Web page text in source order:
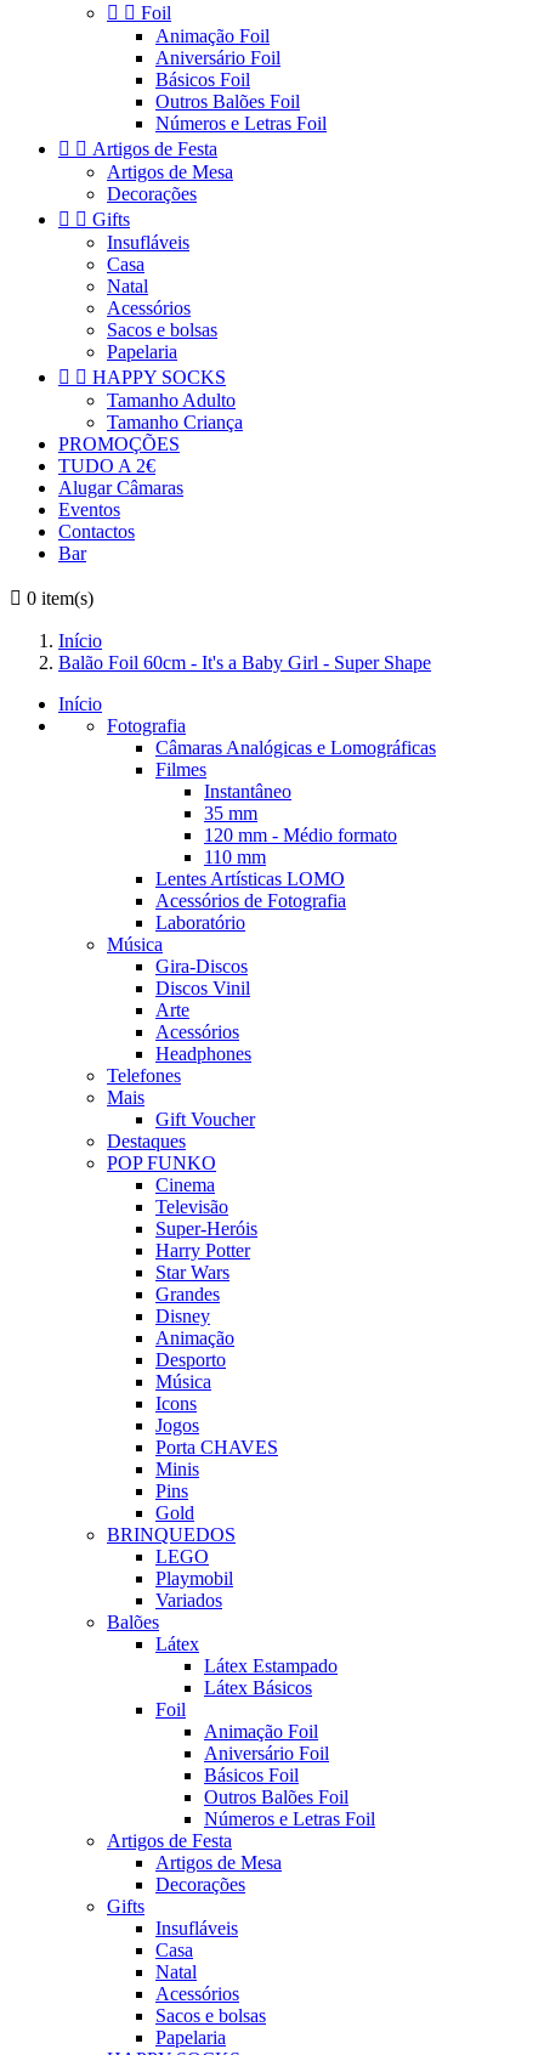
  Foil
Animação Foil
Aniversário Foil
Básicos Foil
Outros Balões Foil
Números e Letras Foil
  Artigos de Festa
Artigos de Mesa
Decorações
  Gifts
Insufláveis
Casa
Natal
Acessórios
Sacos e bolsas
Papelaria
  HAPPY SOCKS
Tamanho Adulto
Tamanho Criança
PROMOÇÕES
TUDO A 2€
Alugar Câmaras
Eventos
Contactos
Bar
 0 item(s)
Início
Balão Foil 60cm - It's a Baby Girl - Super Shape
Início
Fotografia
Câmaras Analógicas e Lomográficas
Filmes
Instantâneo
35 mm
120 mm - Médio formato
110 mm
Lentes Artísticas LOMO
Acessórios de Fotografia
Laboratório
Música
Gira-Discos
Discos Vinil
Arte
Acessórios
Headphones
Telefones
Mais
Gift Voucher
Destaques
POP FUNKO
Cinema
Televisão
Super-Heróis
Harry Potter
Star Wars
Grandes
Disney
Animação
Desporto
Música
Icons
Jogos
Porta CHAVES
Minis
Pins
Gold
BRINQUEDOS
LEGO
Playmobil
Variados
Balões
Látex
Látex Estampado
Látex Básicos
Foil
Animação Foil
Aniversário Foil
Básicos Foil
Outros Balões Foil
Números e Letras Foil
Artigos de Festa
Artigos de Mesa
Decorações
Gifts
Insufláveis
Casa
Natal
Acessórios
Sacos e bolsas
Papelaria